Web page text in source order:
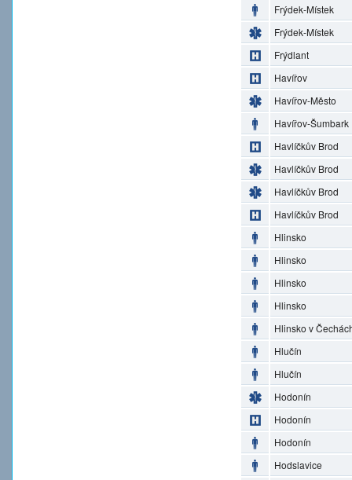
Frýdek-Místek
Frýdek-Místek
Frýdlant
Havířov
Havířov-Město
Havířov-Šumbark
Havlíčkův Brod
Havlíčkův Brod
Havlíčkův Brod
Havlíčkův Brod
Hlinsko
Hlinsko
Hlinsko
Hlinsko
Hlinsko v
Hlučín
Hlučín
Hodonín
Hodonín
Hodonín
Hodslavice